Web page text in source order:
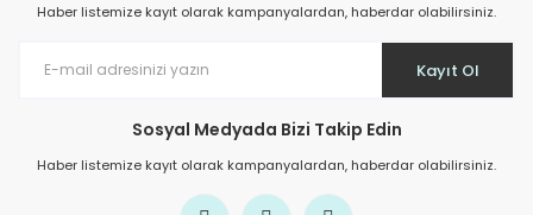
Haber listemize kayıt olarak kampanyalardan, haberdar olabilirsiniz.
Kayıt Ol
Sosyal Medyada Bizi Takip Edin
Haber listemize kayıt olarak kampanyalardan, haberdar olabilirsiniz.